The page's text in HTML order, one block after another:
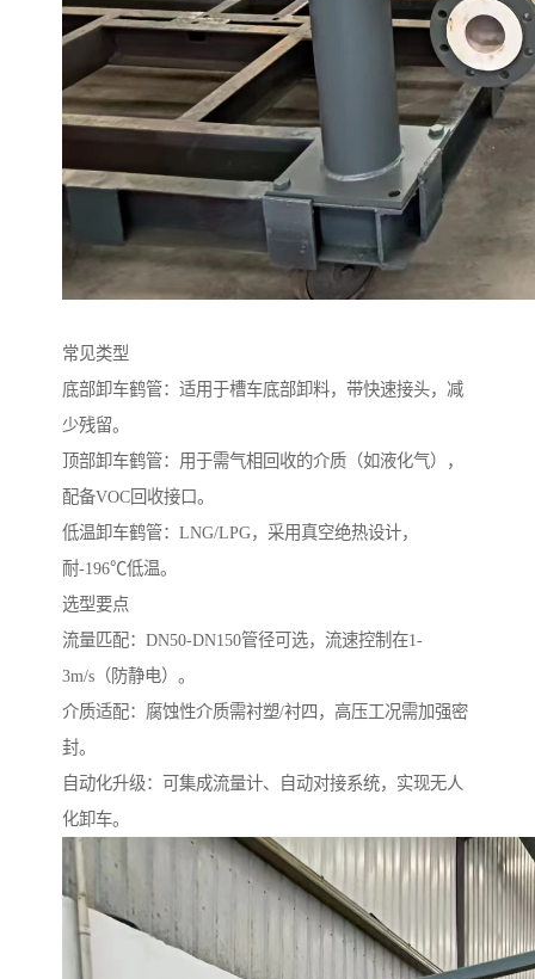
常见类型
底部卸车鹤管：适用于槽车底部卸料，带快速接头，减
少残留。
顶部卸车鹤管：用于需气相回收的介质（如液化气），
配备VOC回收接口。
低温卸车鹤管：LNG/LPG，采用真空绝热设计，
耐-196℃低温。
选型要点
流量匹配：DN50-DN150管径可选，流速控制在1-
3m/s（防静电）。
介质适配：腐蚀性介质需衬塑/衬四，高压工况需加强密
封。
自动化升级：可集成流量计、自动对接系统，实现无人
化卸车。